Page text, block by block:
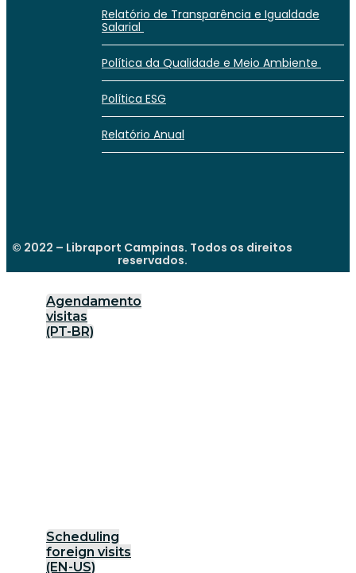
Relatório de Transparência e Igualdade
Salarial
Política da Qualidade e Meio Ambiente
Política ESG
Relatório Anual
© 2022 – Libraport Campinas. Todos os direitos
reservados.
Agendamento
visitas
(PT-BR)
Scheduling
foreign visits
(EN-US)